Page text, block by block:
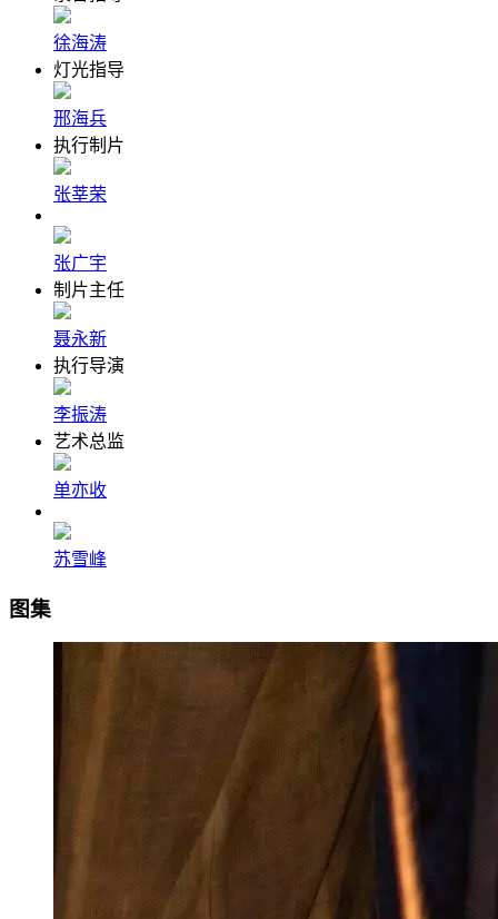
徐海涛
灯光指导
邢海兵
执行制片
张莘荣
张广宇
制片主任
聂永新
执行导演
李振涛
艺术总监
单亦收
苏雪峰
图集